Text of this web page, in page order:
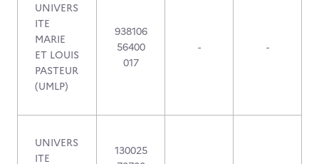
UNIVERS
ITE
MARIE
ET LOUIS
PASTEUR
(UMLP)
938106
56400
017
- -
UNIVERS
ITE
130025